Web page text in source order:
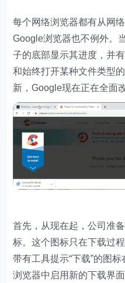
每个网络浏览器都有从网
Google浏览器也不例外。
子的底部显示其进度，并
和始终打开某种文件类型
新，Google现在正在全面
首先，从现在起，公司准
标。这个图标只在下载过
带有工具提示“下载”的图
浏览器中启用新的下载界面